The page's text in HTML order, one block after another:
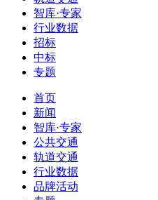
智库·专家
行业数据
招标
中标
专题
首页
新闻
智库·专家
公共交通
轨道交通
行业数据
品牌活动